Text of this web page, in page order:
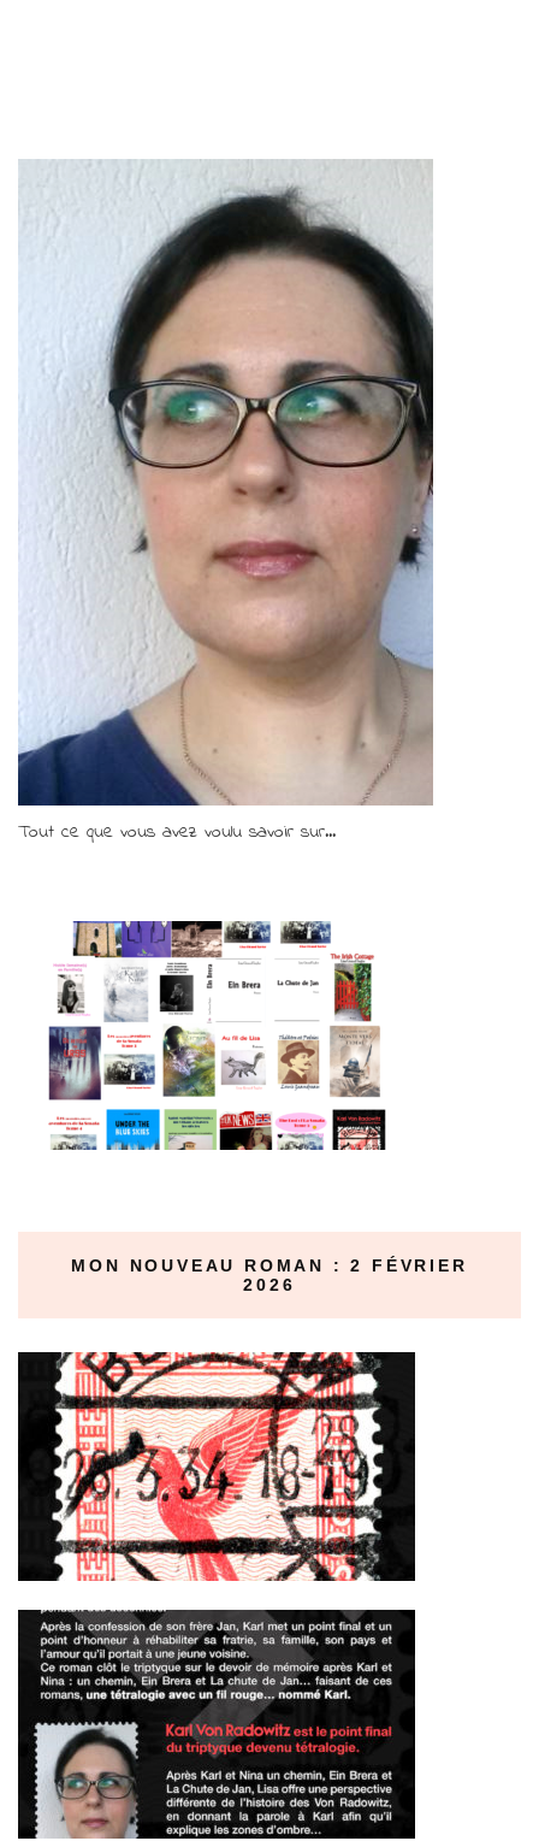
Tout ce que vous avez voulu savoir sur...
MON NOUVEAU ROMAN : 2 FÉVRIER
2026